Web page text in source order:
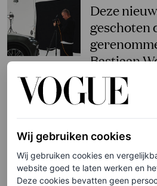
Deze
geschoten
Bastiaan
of art
PORSCHE
ART & DESIGN
Alles wat
het Met
Wij gebruiken cookies
Wij gebruiken cookies en
website goed te laten werken en
Deze cookies bevatten geen